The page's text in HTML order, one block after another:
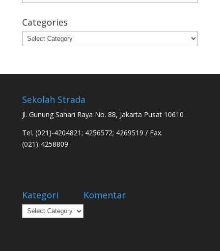
Categories
Categories
Sekolah Strada
Jl. Gunung Sahari Raya No. 88, Jakarta Pusat 10610
Tel. (021)-4204821; 4256572; 4269519 / Fax.
(021)-4258809
Kategori
Kategori
Komentar